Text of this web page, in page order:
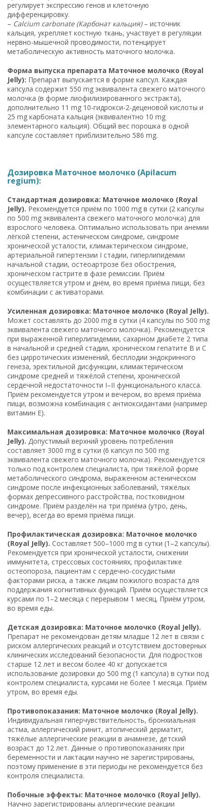
регулирует экспрессию генов и клеточную
дифференцировку.
– Calcium carbonate (Карбонат кальция)– источник
кальция, укрепляет костную ткань, участвует в регуляции
нервно-мышечной проводимости, потенцирует
метаболическую активность маточного молочка.
Форма выпуска препарата Маточное молочко (Royal
Jelly): Препарат выпускается в форме капсул. Каждая
капсула содержит 550 mg эквивалента свежего маточного
молочка (в форме лиофилизированного экстракта),
дополнительно 11 mg 10-гидрокси-2-деценовой кислоты и
25 mg карбоната кальция (эквивалентно 10 mg
элементарного кальция). Общий вес порошка в одной
капсуле составляет приблизительно 586 mg.
Дозировка Маточное молочко (Apilacum
regium):
Стандартная дозировка: Маточное молочко (Royal
Jelly). Рекомендуется приём по 1000 mg в сутки (2 капсулы
по 500 mg эквивалента свежего маточного молочка) для
взрослого человека. Оптимально использовать при анемии
лёгкой степени, астеническом синдроме, синдроме
хронической усталости, климактерическом синдроме,
артериальной гипертензии I стадии, гиперлипидемии
начальной стадии, остеоартрозе без обострения,
хроническом гастрите в фазе ремиссии. Приём
осуществляется утром и днём, во время приёма пищи, без
комбинации с активаторами.
Усиленная дозировка: Маточное молочко (Royal Jelly).
Может составлять до 2000 mg в сутки (4 капсулы по 500 mg
эквивалента свежего маточного молочка). Рекомендуется
при выраженной гиперлипидемии, сахарном диабете 2 типа
в начальной и средней стадии, хроническом гепатите B и C
без цирротических изменений, бесплодии эндокринного
генеза, эректильной дисфункции, климактерическом
синдроме средней и тяжёлой степени, хронической
сердечной недостаточности I–II функционального класса.
Приём рекомендуется утром и вечером, во время приёма
пищи, возможна комбинация с антиоксидантами (например
витамин E).
Максимальная дозировка: Маточное молочко (Royal
Jelly). Допустимый верхний уровень потребления
составляет 3000 mg в сутки (6 капсул по 500 mg
эквивалента свежего маточного молочка). Рекомендуется
только под контролем специалиста, при тяжёлой форме
метаболического синдрома, выраженном астеническом
синдроме после инфекционных заболеваний, тяжёлых
формах депрессивного расстройства, постковидном
синдроме. Приём разделён на три приёма (утро, день,
вечер), всегда во время приёма пищи.
Профилактическая дозировка: Маточное молочко
(Royal Jelly). Составляет 500–1000 mg в сутки (1–2 капсулы).
Рекомендуется при хронической усталости, снижении
иммунитета, стрессовых состояниях, профилактике
остеопороза, пациентам с сердечно-сосудистыми
факторами риска, а также лицам пожилого возраста для
поддержания когнитивных функций. Приём осуществляется
курсами по 1–2 месяца с перерывом 1 месяц. Приём утром,
во время еды.
Детская дозировка: Маточное молочко (Royal Jelly).
Препарат не рекомендован детям младше 12 лет в связи с
риском аллергических реакций и отсутствием достоверных
клинических исследований безопасности. Для подростков
старше 12 лет и весом более 40 кг допускается
использование дозировки до 500 mg (1 капсула) в сутки под
контролем специалиста, курсами не более 1 месяца. Приём
утром, во время еды.
Противопоказания: Маточное молочко (Royal Jelly).
Индивидуальная гиперчувствительность, бронхиальная
астма, аллергический ринит, атопический дерматит,
тяжёлые аллергические реакции в анамнезе, детский
возраст до 12 лет. Данные о противопоказаниях при
беременности и лактации научно не зарегистрированы,
поэтому применение в эти периоды не рекомендуется без
контроля специалиста.
Побочные эффекты: Маточное молочко (Royal Jelly).
Научно зарегистрированы аллергические реакции